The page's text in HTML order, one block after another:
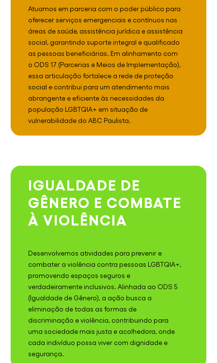
Atuamos em parceria com o poder público para
oferecer serviços emergenciais e contínuos nas
áreas de saúde, assistência jurídica e assistência
social, garantindo suporte integral e qualificado
as pessoas beneficiárias. Em alinhamento com
o ODS 17 (Parcerias e Meios de Implementação),
essa articulação fortalece a rede de proteção
social e contribui para um atendimento mais
abrangente e eficiente às necessidades da
população LGBTQIA+ em situação de
vulnerabilidade do ABC Paulista.
IGUALDADE DE
GÊNERO E COMBATE
À VIOLÊNCIA
Desenvolvemos atividades para prevenir e
combater a violência contra pessoas LGBTQIA+,
promovendo espaços seguros e
verdadeiramente inclusivos. Alinhada ao ODS 5
(Igualdade de Gênero), a ação busca a
eliminação de todas as formas de
discriminação e violência, contribuindo para
uma sociedade mais justa e acolhedora, onde
cada indivíduo possa viver com dignidade e
segurança.